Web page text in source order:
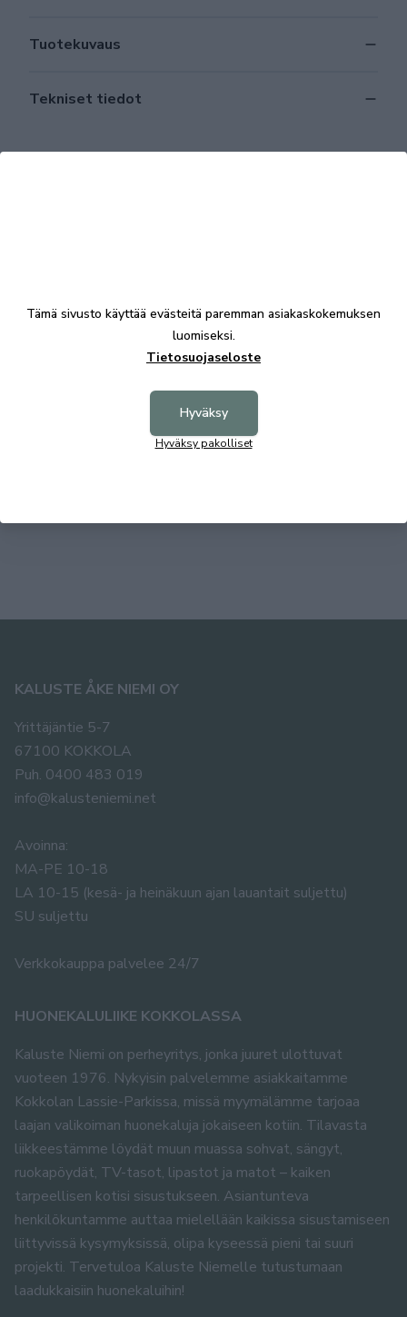
Tuotekuvaus
Tekniset tiedot
Heta 3-istuttava sohva Leaf kankaalla
KALUSTE ÅKE NIEMI OY
Yrittäjäntie 5-7
67100 KOKKOLA
Puh. 0400 483 019
info@kalusteniemi.net
Avoinna:
MA-PE 10-18
LA 10-15 (kesä- ja heinäkuun ajan lauantait suljettu)
SU suljettu
Verkkokauppa palvelee 24/7
HUONEKALULIIKE KOKKOLASSA
Kaluste Niemi on perheyritys, jonka juuret ulottuvat
vuoteen 1976. Nykyisin palvelemme asiakkaitamme
Kokkolan Lassie-Parkissa, missä myymälämme tarjoaa
laajan valikoiman huonekaluja jokaiseen kotiin. Tilavasta
liikkeestämme löydät muun muassa sohvat, sängyt,
ruokapöydät, TV-tasot, lipastot ja matot – kaiken
tarpeellisen kotisi sisustukseen. Asiantunteva
henkilökuntamme auttaa mielellään kaikissa sisustamiseen
liittyvissä kysymyksissä, olipa kyseessä pieni tai suuri
projekti. Tervetuloa Kaluste Niemelle tutustumaan
laadukkaisiin huonekaluihin!
Tämä sivusto käyttää evästeitä paremman asiakaskokemuksen
luomiseksi.
Tietosuojaseloste
Hyväksy
Hyväksy pakolliset